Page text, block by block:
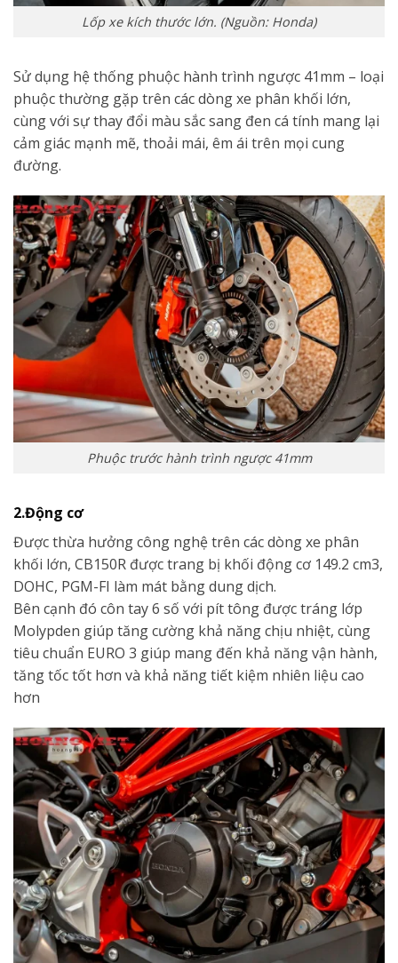
Lốp xe kích thước lớn. (Nguồn: Honda)
Sử dụng hệ thống phuộc hành trình ngược 41mm – loại
phuộc thường gặp trên các dòng xe phân khối lớn,
cùng với sự thay đổi màu sắc sang đen cá tính mang lại
cảm giác mạnh mẽ, thoải mái, êm ái trên mọi cung
đường.
Phuộc trước hành trình ngược 41mm
2.Động cơ
Được thừa hưởng công nghệ trên các dòng xe phân
khối lớn, CB150R được trang bị khối động cơ 149.2 cm3,
DOHC, PGM-FI làm mát bằng dung dịch.
Bên cạnh đó côn tay 6 số với pít tông được tráng lớp
Molypden giúp tăng cường khả năng chịu nhiệt, cùng
tiêu chuẩn EURO 3 giúp mang đến khả năng vận hành,
tăng tốc tốt hơn và khả năng tiết kiệm nhiên liệu cao
hơn